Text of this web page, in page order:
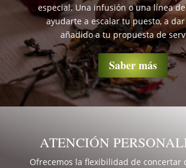
especial. Una infusión o una línea
ayudarte a escalar tu puesto, a
añadido a tu propuesta de
Saber más
ATENCIÓN
Ofrecemos la flexibilidad de concertar